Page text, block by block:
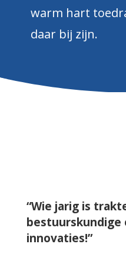
warm hart
daar bij zijn.
“Wie jarig is
bestuurskundige
innovaties!”